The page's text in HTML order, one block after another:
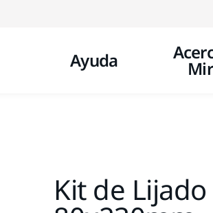
Ayuda
Kit de